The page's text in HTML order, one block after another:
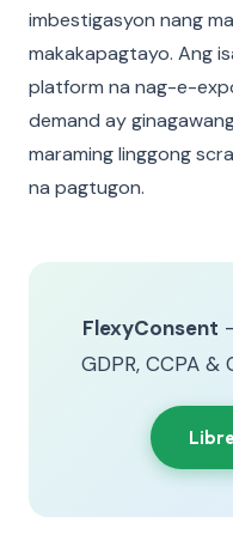
imbestigasyon nang
makakapagtayo. Ang
platform na nag-e-
demand ay
maraming linggong
na pagtugon.
FlexyConsent
GDPR, CCPA &